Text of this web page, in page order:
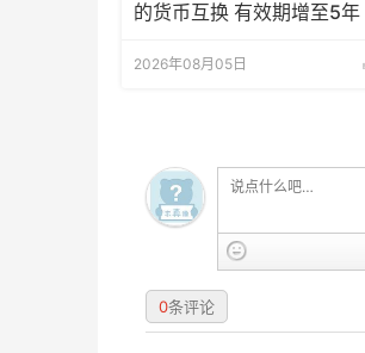
的货币互换 有效期增至5年
2026年08月05日
0条评论